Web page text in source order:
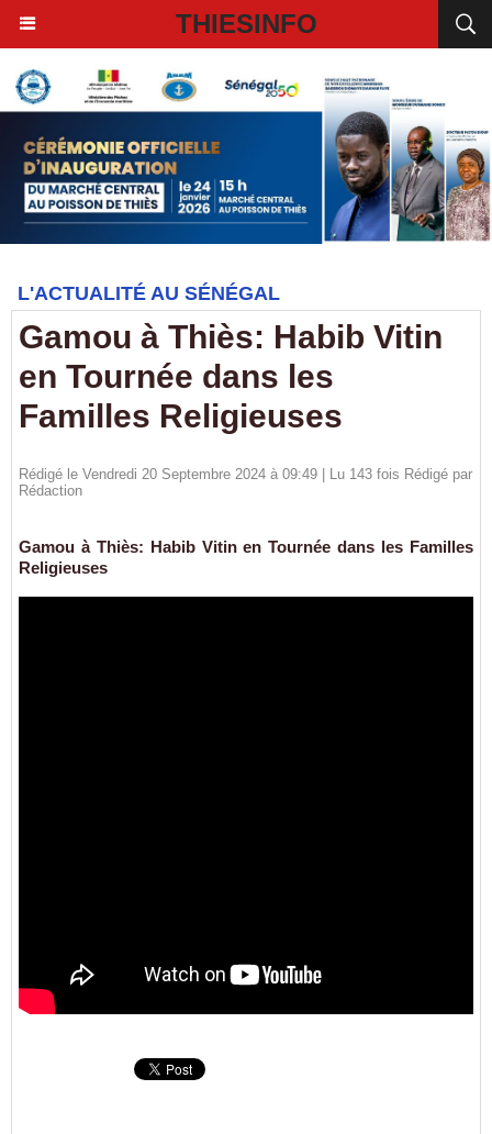
THIESINFO
L'ACTUALITÉ AU SÉNÉGAL
Gamou à Thiès: Habib Vitin
en Tournée dans les
Familles Religieuses
Rédigé le Vendredi 20 Septembre 2024 à 09:49 | Lu 143 fois Rédigé par
Rédaction
Gamou à Thiès: Habib Vitin en Tournée dans les Familles
Religieuses